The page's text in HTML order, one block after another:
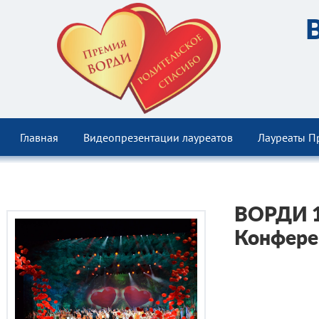
Главная Видеопрезентации лауреатов Лауреаты
ВОРДИ